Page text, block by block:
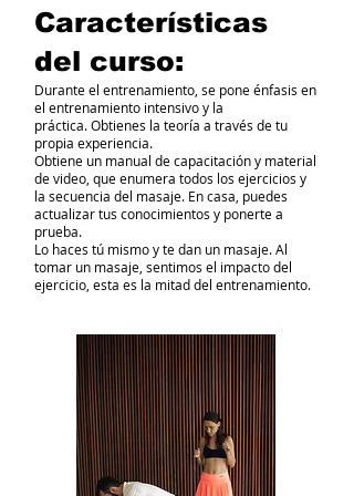
Características
del curso:
Durante el entrenamiento, se pone énfasis en
el entrenamiento intensivo y la
práctica. Obtienes la teoría a través de tu
propia experiencia.
Obtiene un manual de capacitación y material
de video, que enumera todos los ejercicios y
la secuencia del masaje. En casa, puedes
actualizar tus conocimientos y ponerte a
prueba.
Lo haces tú mismo y te dan un masaje. Al
tomar un masaje, sentimos el impacto del
ejercicio, esta es la mitad del entrenamiento.